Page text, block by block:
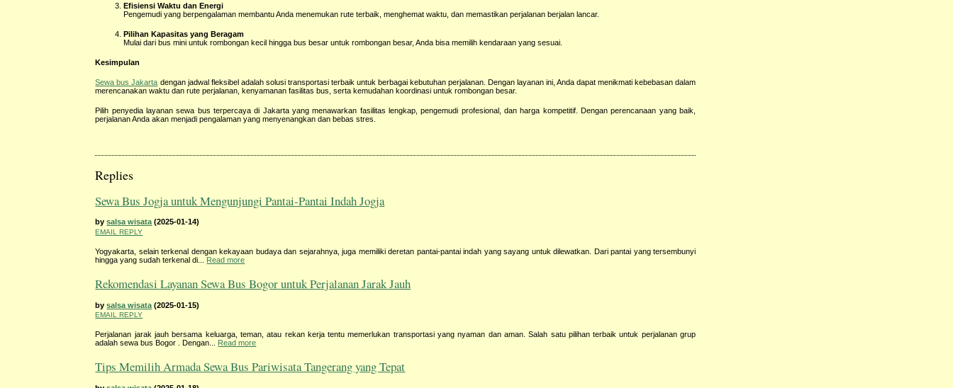
Efisiensi Waktu dan Energi
Pengemudi yang berpengalaman membantu Anda menemukan rute terbaik, menghemat waktu, dan memastikan perjalanan berjalan lancar.
Pilihan Kapasitas yang Beragam
Mulai dari bus mini untuk rombongan kecil hingga bus besar untuk rombongan besar, Anda bisa memilih kendaraan yang sesuai.
Kesimpulan
Sewa bus Jakarta dengan jadwal fleksibel adalah solusi transportasi terbaik untuk berbagai kebutuhan perjalanan. Dengan layanan ini, Anda dapat menikmati kebebasan dalam
merencanakan waktu dan rute perjalanan, kenyamanan fasilitas bus, serta kemudahan koordinasi untuk rombongan besar.
Pilih penyedia layanan sewa bus terpercaya di Jakarta yang menawarkan fasilitas lengkap, pengemudi profesional, dan harga kompetitif. Dengan perencanaan yang baik,
perjalanan Anda akan menjadi pengalaman yang menyenangkan dan bebas stres.
Replies
Sewa Bus Jogja untuk Mengunjungi Pantai-Pantai Indah Jogja
bysalsa wisata (2025-01-14)
EMAIL REPLY
Yogyakarta, selain terkenal dengan kekayaan budaya dan sejarahnya, juga memiliki deretan pantai-pantai indah yang sayang untuk dilewatkan. Dari pantai yang tersembunyi
hingga yang sudah terkenal di... Read more
Rekomendasi Layanan Sewa Bus Bogor untuk Perjalanan Jarak Jauh
bysalsa wisata (2025-01-15)
EMAIL REPLY
Perjalanan jarak jauh bersama keluarga, teman, atau rekan kerja tentu memerlukan transportasi yang nyaman dan aman. Salah satu pilihan terbaik untuk perjalanan grup
adalah sewa bus Bogor . Dengan...
Read more
Tips Memilih Armada Sewa Bus Pariwisata Tangerang yang Tepat